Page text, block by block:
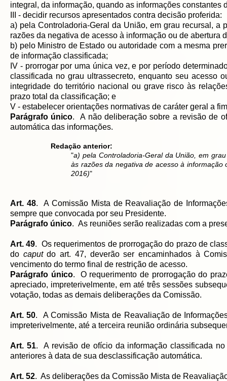
integral, da informação, quando as informações
III - decidir recursos apresentados contra decisão proferida:
a) pela Controladoria-Geral da União, em grau recursal,
razões da negativa de acesso à informação ou de abertura
b) pelo Ministro de Estado ou autoridade com a mesma
de informação classificada;
IV - prorrogar por uma única vez, e por período
classificada no grau ultrassecreto, enquanto seu acesso
integridade do território nacional ou grave risco às
prazo total da classificação; e
V - estabelecer orientações normativas de caráter geral a
Parágrafo único. A não deliberação sobre a revisão de
automática das informações.
Redação anterior:
"a) pela Controladoria-Geral da União, em
às razões da negativa de acesso à
2016)"
Art. 48. A Comissão Mista de Reavaliação de
sempre que convocada por seu Presidente.
Parágrafo único. As reuniões serão realizadas com a
Art. 49. Os requerimentos de prorrogação do prazo de
do caputdo art. 47, deverão ser encaminhados à
vencimento do termo final de restrição de acesso.
Parágrafo único. O requerimento de prorrogação do
apreciado, impreterivelmente, em até três sessões
votação, todas as demais deliberações da Comissão.
Art. 50. A Comissão Mista de Reavaliação de
impreterivelmente, até a terceira reunião ordinária
Art. 51. A revisão de ofício da informação classificada
anteriores à data de sua desclassificação automática.
Art. 52. As deliberações da Comissão Mista de